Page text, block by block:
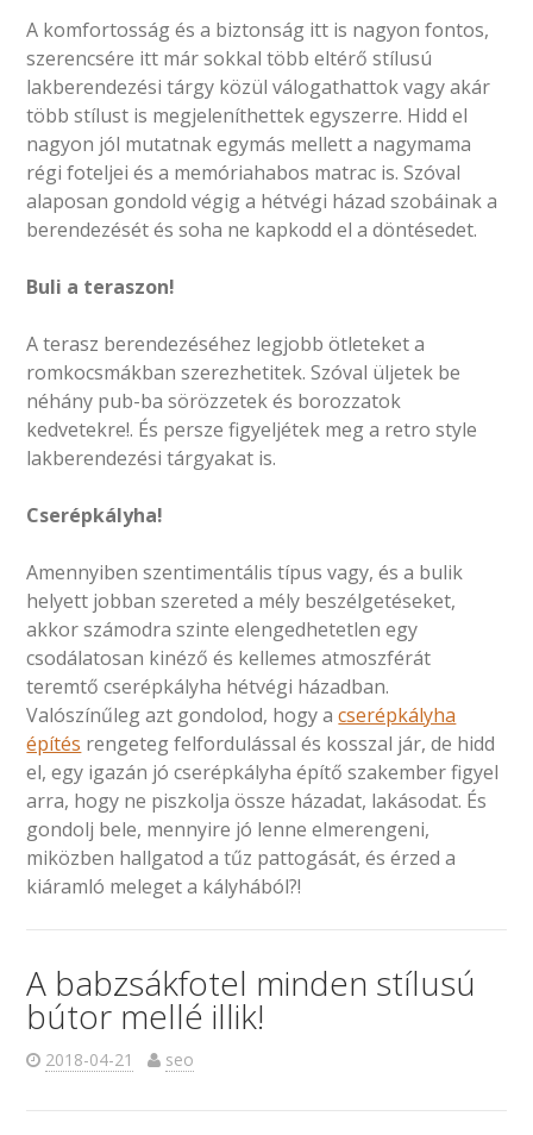
A komfortosság és a biztonság itt is nagyon fontos,
szerencsére itt már sokkal több eltérő stílusú
lakberendezési tárgy közül válogathattok vagy akár
több stílust is megjeleníthettek egyszerre. Hidd el
nagyon jól mutatnak egymás mellett a nagymama
régi foteljei és a memóriahabos matrac is. Szóval
alaposan gondold végig a hétvégi házad szobáinak a
berendezését és soha ne kapkodd el a döntésedet.
Buli a teraszon!
A terasz berendezéséhez legjobb ötleteket a
romkocsmákban szerezhetitek. Szóval üljetek be
néhány pub-ba sörözzetek és borozzatok
kedvetekre!. És persze figyeljétek meg a retro style
lakberendezési tárgyakat is.
Cserépkályha!
Amennyiben szentimentális típus vagy, és a bulik
helyett jobban szereted a mély beszélgetéseket,
akkor számodra szinte elengedhetetlen egy
csodálatosan kinéző és kellemes atmoszférát
teremtő cserépkályha hétvégi házadban.
Valószínűleg azt gondolod, hogy acserépkályha
építés rengeteg felfordulással és kosszal jár, de hidd
el, egy igazán jó cserépkályha építő szakember figyel
arra, hogy ne piszkolja össze házadat, lakásodat. És
gondolj bele, mennyire jó lenne elmerengeni,
miközben hallgatod a tűz pattogását, és érzed a
kiáramló meleget a kályhából?!
A babzsákfotel minden stílusú
bútor mellé illik!
2018-04-21 seo